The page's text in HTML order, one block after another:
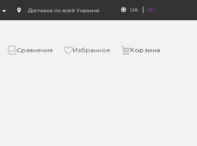
Доставка по всей Украине UA RU
Сравнение Избранное Корзина